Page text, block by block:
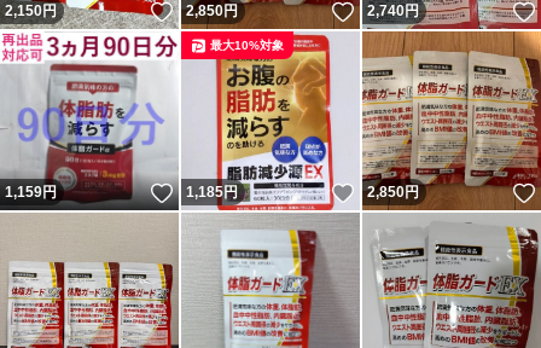
2,150円 いいね！
2,850円 いいね！
2,740円
1,159円 いいね！
1,185円 いいね！
最大10%対象
2,850円